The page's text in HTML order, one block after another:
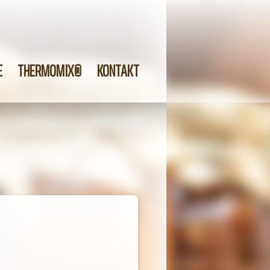
KONTAKT
THERMOMIX®